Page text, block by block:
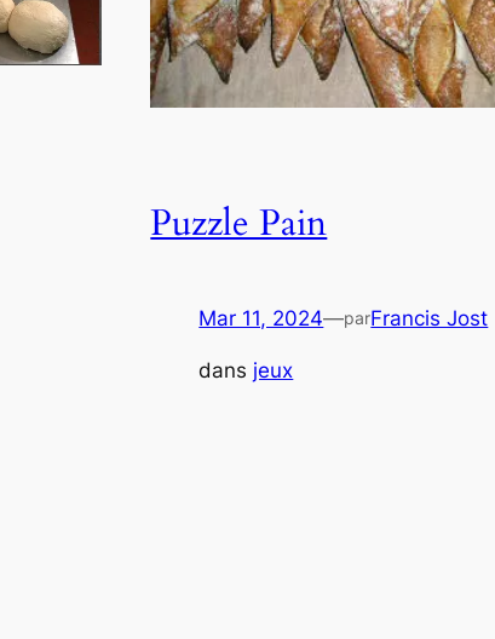
Puzzle Pain
Mar 11, 2024—parFrancis Jost
dans jeux